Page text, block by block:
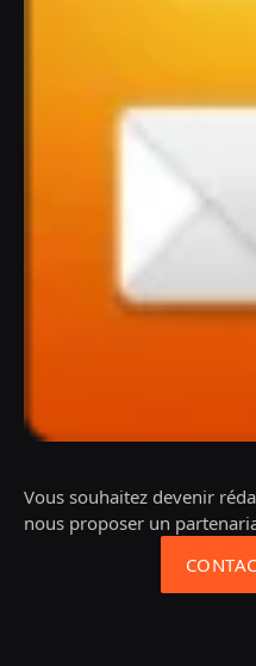
Vous souhaitez devenir
nous proposer un